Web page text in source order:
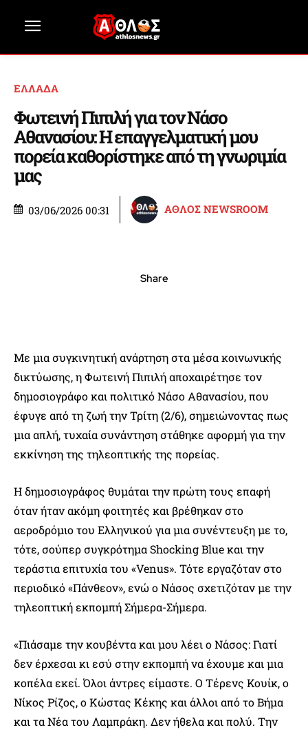
ΕΛΛΑΔΑ
Φωτεινή Πιπιλή για τον Νάσο
Αθανασίου: Η επαγγελματική μου
πορεία καθορίστηκε από τη γνωριμία
μας
03/06/2026 00:31 ΑΘΛΟΣ NEWSROOM
Share
Με μια συγκινητική ανάρτηση στα μέσα κοινωνικής
δικτύωσης, η Φωτεινή Πιπιλή αποχαιρέτησε τον
δημοσιογράφο και πολιτικό Νάσο Αθανασίου, που
έφυγε από τη ζωή την Τρίτη (2/6), σημειώνοντας πως
μια απλή, τυχαία συνάντηση στάθηκε αφορμή για την
εκκίνηση της τηλεοπτικής της πορείας.
Η δημοσιογράφος θυμάται την πρώτη τους επαφή
όταν ήταν ακόμη φοιτητές και βρέθηκαν στο
αεροδρόμιο του Ελληνικού για μια συνέντευξη με το,
τότε, σούπερ συγκρότημα Shocking Blue και την
τεράστια επιτυχία του «Venus». Τότε εργαζόταν στο
περιοδικό «Πάνθεον», ενώ ο Νάσος σχετιζόταν με την
τηλεοπτική εκπομπή Σήμερα-Σήμερα.
«Πιάσαμε την κουβέντα και μου λέει ο Νάσος: Γιατί
δεν έρχεσαι κι εσύ στην εκπομπή να έχουμε και μια
κοπέλα εκεί. Όλοι άντρες είμαστε. Ο Τέρενς Κουίκ, ο
Νίκος Ρίζος, ο Κώστας Κέκης και άλλοι από το Βήμα
και τα Νέα του Λαμπράκη. Δεν ήθελα και πολύ. Την